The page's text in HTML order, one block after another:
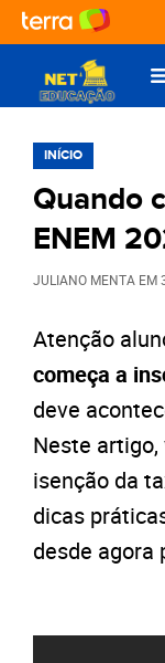
INÍCIO
Quando
ENEM
JULIANO MENTA EM
Atenção
começa a
deve
Neste
isenção da
dicas
desde agora